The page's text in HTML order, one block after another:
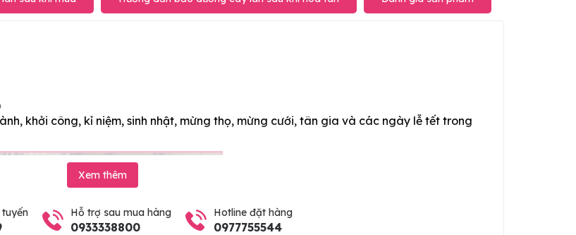
khởi công, kỉ niệm, sinh nhật, mừng thọ, mừng cưới, tân gia và các ngày lễ tết trong
Xem thêm
Hỗ trợ sau mua hàng
0933338800
Hotline đặt hàng
0977755544